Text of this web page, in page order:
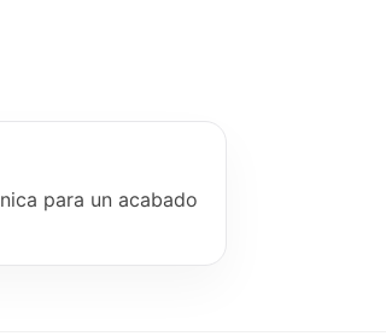
para un acabado